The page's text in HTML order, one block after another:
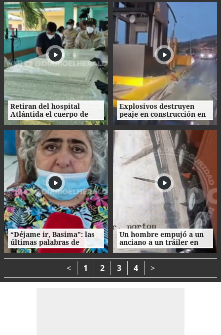
Ecuador
Retiran del hospital
Atlántida el cuerpo de
Nasser Hilsaca
Explosivos destruyen
peaje en construcción en
Colombia un día después
de la investidura de De la
Espriella
“Déjame ir, Basima”: las
últimas palabras de
Nasser Hilsaca antes de
morir
Un hombre empujó a un
anciano a un tráiler en
movimiento y le causó la
muerte
< 1 2 3 4 >